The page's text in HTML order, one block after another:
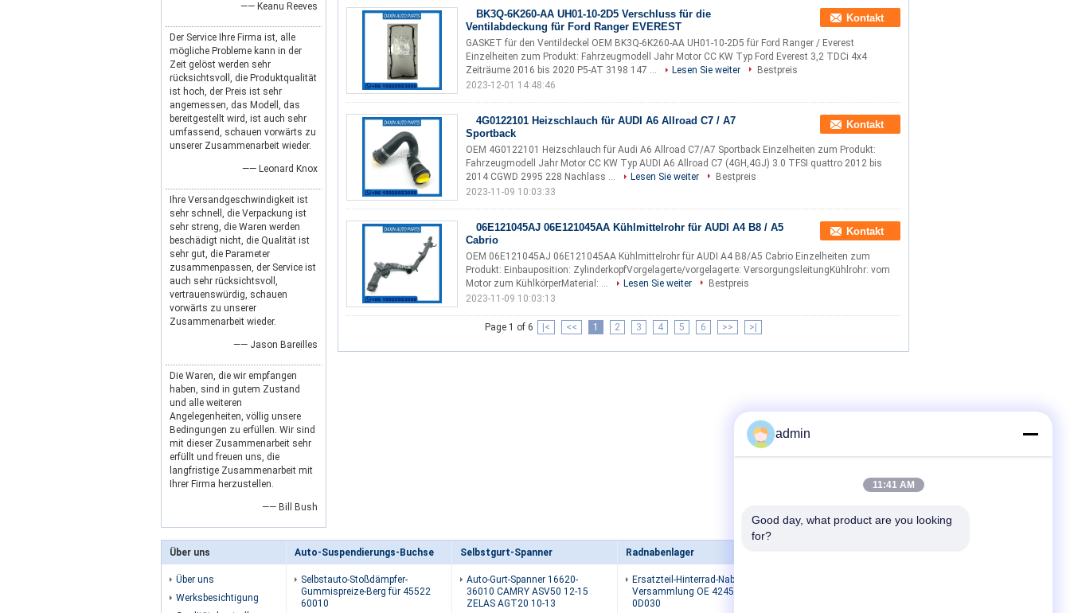
—— Keanu Reeves
Der Service Ihre Firma ist, alle
mögliche Probleme kann in der
Zeit gelöst werden sehr
rücksichtsvoll, die Produktqualität
ist hoch, der Preis ist sehr
angemessen, das Modell, das
bereitgestellt wird, ist auch sehr
umfassend, schauen vorwärts zu
unserer Zusammenarbeit wieder.
—— Leonard Knox
Ihre Versandgeschwindigkeit ist
sehr schnell, die Verpackung ist
sehr streng, die Waren werden
beschädigt nicht, die Qualität ist
sehr gut, die Parameter
zusammenpassen, der Service ist
auch sehr rücksichtsvoll,
vertrauenswürdig, schauen
vorwärts zu unserer
Zusammenarbeit wieder.
—— Jason Bareilles
Die Waren, die wir empfangen
haben, sind in gutem Zustand
und alle weiteren
Angelegenheiten, völlig unsere
Bedingungen zu erfüllen. Wir sind
mit dieser Zusammenarbeit sehr
erfüllt und freuen uns, die
langfristige Zusammenarbeit mit
Ihrer Firma herzustellen.
—— Bill Bush
BK3Q-6K260-AA UH01-10-2D5 Verschluss für die
Ventilabdeckung für Ford Ranger EVEREST
Kontakt
GASKET für den Ventildeckel OEM BK3Q-6K260-AA UH01-10-2D5 für Ford Ranger / Everest
Einzelheiten zum Produkt: Fahrzeugmodell Jahr Motor CC KW Typ Ford Everest 3,2 TDCi 4x4
Zeiträume 2016 bis 2020 P5-AT 3198 147 ...
Lesen Sie weiter
Bestpreis
2023-12-01 14:48:46
4G0122101 Heizschlauch für AUDI A6 Allroad C7 / A7
Sportback
Kontakt
OEM 4G0122101 Heizschlauch für Audi A6 Allroad C7/A7 Sportback Einzelheiten zum Produkt:
Fahrzeugmodell Jahr Motor CC KW Typ AUDI A6 Allroad C7 (4GH,4GJ) 3.0 TFSI quattro 2012 bis
2014 CGWD 2995 228 Nachlass ...
Lesen Sie weiter
Bestpreis
2023-11-09 10:03:33
06E121045AJ 06E121045AA Kühlmittelrohr für AUDI A4 B8 / A5
Cabrio
Kontakt
OEM 06E121045AJ 06E121045AA Kühlmittelrohr für AUDI A4 B8/A5 Cabrio Einzelheiten zum
Produkt: Einbauposition: ZylinderkopfVorgelagerte/vorgelagerte: VersorgungsleitungKühlrohr: vom
Motor zum KühlkörperMaterial: ...
Lesen Sie weiter
Bestpreis
2023-11-09 10:03:13
Page 1 of 6 |< << 1 2 3 4 5 6 >> >|
Über uns
Über uns
Werksbesichtigung
Auto-Suspendierungs-Buchse
Selbstauto-Stoßdämpfer-
Gummispreize-Berg für 45522
60010
Selbstgurt-Spanner
Auto-Gurt-Spanner 16620-
36010 CAMRY ASV50 12-15
ZELAS AGT20 10-13
Radnabenlager
Ersatzteil-Hinterrad-Naben-
Versammlung OE 42450-
0D030
admin
11:41 AM
Good day, what product are you looking
for?